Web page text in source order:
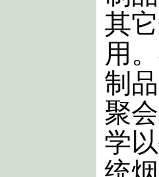
其
用
制
聚
学